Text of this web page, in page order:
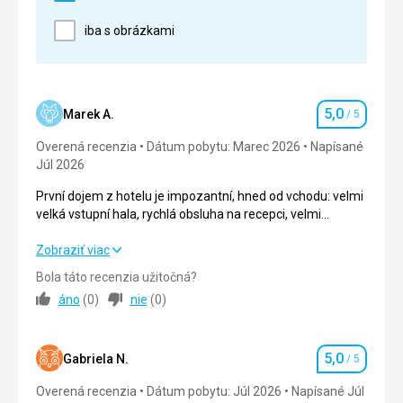
Služby
Hotelové služby bohužel vyžadovaly další poplatky,
Táto recenzia bola preložená automaticky pomocou
Google Translate
iba s obrázkami
Marek A. Hodnotenie
5,0 / 5
Overená recenzia Dátum pobytu: Marec 2026
Napísané
Júl 2026
První dojem z hotelu je impozantní, hned od vchodu: velmi
velká vstupní hala, rychlá obsluha na recepci, velmi
recepční.
První dojem z hotelu je impozantní, hned od vchodu: velmi
přátelská obsluha, od uklízečky, přes celý personál, až po
recepční.
Ubytovanie 5,0/ 5
Zobraziť viac
Bola táto recenzia užitočná?
áno (0) nie (0)
Gabriela N. Hodnotenie
5,0 / 5
Overená recenzia Dátum pobytu: Júl 2026
Napísané Júl